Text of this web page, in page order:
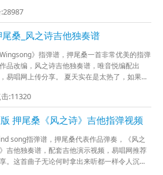
桑_风之诗吉他独奏谱
Wingsong》指弹谱，押尾桑一首非常优美的指弹
品改编，风之诗吉他独奏谱，唯音悦编配出
易唱网上传分享。 夏天实在是太热了，如果...
:11320
押尾桑《风之诗》吉他指弹视频
song指弹谱，押尾桑代表作品弹奏，《风之
吉他独奏谱，配套吉他演示视频，易唱网推荐
。这首曲子无论何时拿出来听都一样令人沉...